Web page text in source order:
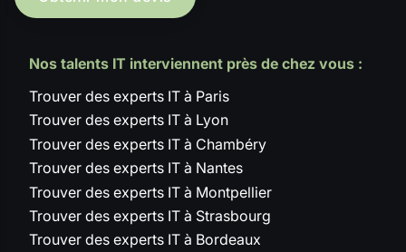
Nos talents IT interviennent près de chez vous :
Trouver des experts IT à Paris
Trouver des experts IT à Lyon
Trouver des experts IT à Chambéry
Trouver des experts IT à Nantes
Trouver des experts IT à Montpellier
Trouver des experts IT à Strasbourg
Trouver des experts IT à Bordeaux